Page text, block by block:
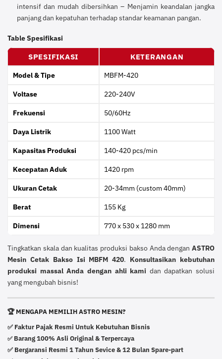
intensif dan mudah dibersihkan – Menjamin keandalan jangka
panjang dan kepatuhan terhadap standar keamanan pangan.
Table Spesifikasi
SPESIFIKASI
KETERANGAN
Model & Tipe MBFM-420
Voltase 220-240V
Frekuensi 50/60Hz
Daya Listrik 1100 Watt
Kapasitas Produksi 140-420 pcs/min
Kecepatan Aduk 1420 rpm
Ukuran Cetak 20-34mm (custom 40mm)
Berat 155 Kg
Dimensi 770 x 530 x 1280 mm
Tingkatkan skala dan kualitas produksi bakso Anda dengan ASTRO
Mesin Cetak Bakso Isi MBFM 420. Konsultasikan kebutuhan
produksi massal Anda dengan ahli kami dan dapatkan solusi
yang mengubah bisnis!
🏆 MENGAPA MEMILIH ASTRO MESIN?
✅ Faktur Pajak Resmi Untuk Kebutuhan Bisnis
✅ Barang 100% Asli Original & Terpercaya
✅ Bergaransi Resmi 1 Tahun Sevice & 12 Bulan Spare-part